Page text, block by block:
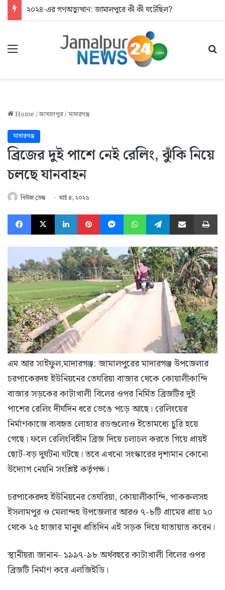
২০২৪-এর গণঅভ্যুত্থান: জামালপুরে কী কী ঘটেছিল?
Menu
Home/জামালপুর/মাদারগঞ্জ
মাদারগঞ্জ
ব্রিজের দুই পাশে নেই রেলিং, ঝুঁকি নিয়ে
চলছে যানবাহন
নিউজ ডেস্ক মার্চ ৪, ২০২৬
Facebook
X LinkedInPinterestMessengerWhatsAppTelegramShare via Email
এম আর সাইফুল,মাদারগঞ্জ: জামালপুরের মাদারগঞ্জ উপজেলার
চরপাকেরদহ ইউনিয়নের তেঘরিয়া বাজার থেকে কোয়ালীকান্দি
বাজার সড়কের কাটাখালী বিলের ওপর নির্মিত ব্রিজটির দুই
পাশের রেলিং দীর্ঘদিন ধরে ভেঙে পড়ে আছে। রেলিংয়ের
নির্মাণকাজে ব্যবহৃত লোহার রডগুলোও ইতোমধ্যে চুরি হয়ে
গেছে। ফলে রেলিংবিহীন ব্রিজ দিয়ে চলাচল করতে গিয়ে প্রায়ই
ছোট-বড় দুর্ঘটনা ঘটছে। তবে এখনো সংস্কারের দৃশ্যমান কোনো
উদ্যোগ নেয়নি সংশ্লিষ্ট কর্তৃপক্ষ।
চরপাকেরদহ ইউনিয়নের তেঘরিয়া, কোয়ালীকান্দি, পাকরুলসহ
ইসলামপুর ও মেলান্দহ উপজেলার আরও ৭-৮টি গ্রামের প্রায় ২০
থেকে ২৫ হাজার মানুষ প্রতিদিন এই সড়ক দিয়ে যাতায়াত করেন।
স্থানীয়রা জানান- ১৯৯৭-৯৮ অর্থবছরে কাটাখালী বিলের ওপর
ব্রিজটি নির্মাণ করে এলজিইডি।